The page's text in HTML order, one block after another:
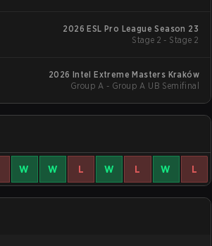
2026 ESL Pro League Season 23
Stage 2 - Stage 2
2026 Intel Extreme Masters Kraków
Group A - Group A UB Semifinal
W W L W L W L